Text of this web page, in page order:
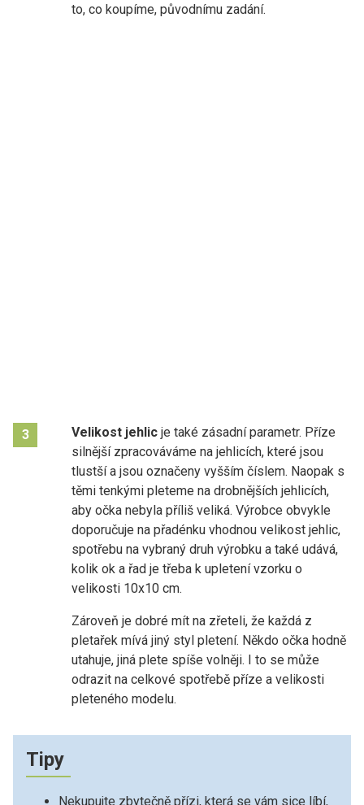
to, co koupíme, původnímu zadání.
3 Velikost jehlic je také zásadní parametr. Příze
silnější zpracováváme na jehlicích, které jsou
tlustší a jsou označeny vyšším číslem. Naopak s
těmi tenkými pleteme na drobnějších jehlicích,
aby očka nebyla příliš veliká. Výrobce obvykle
doporučuje na přadénku vhodnou velikost jehlic,
spotřebu na vybraný druh výrobku a také udává,
kolik ok a řad je třeba k upletení vzorku o
velikosti 10x10 cm.
Zároveň je dobré mít na zřeteli, že každá z
pletařek mívá jiný styl pletení. Někdo očka hodně
utahuje, jiná plete spíše volněji. I to se může
odrazit na celkové spotřebě příze a velikosti
pleteného modelu.
Tipy
Nekupujte zbytečně přízi, která se vám sice líbí,